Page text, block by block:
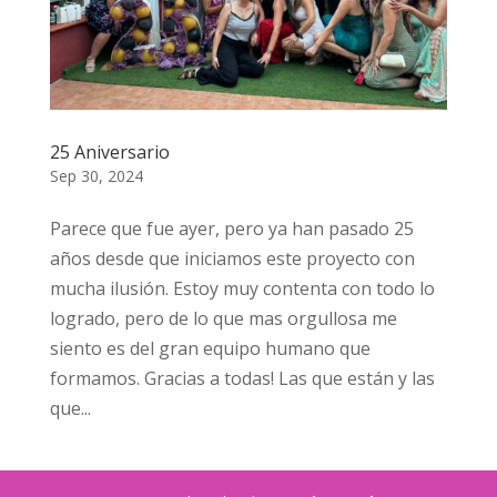
25 Aniversario
Sep 30, 2024
Parece que fue ayer, pero ya han pasado 25
años desde que iniciamos este proyecto con
mucha ilusión. Estoy muy contenta con todo lo
logrado, pero de lo que mas orgullosa me
siento es del gran equipo humano que
formamos. Gracias a todas! Las que están y las
que...